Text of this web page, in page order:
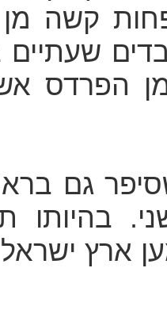
קשה מן
הפרדס
גם
בהיותו
ארץ ישראל